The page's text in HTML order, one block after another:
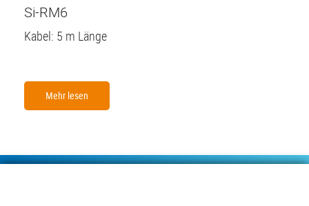
Si-RM6
Kabel: 5 m Länge
Mehr lesen